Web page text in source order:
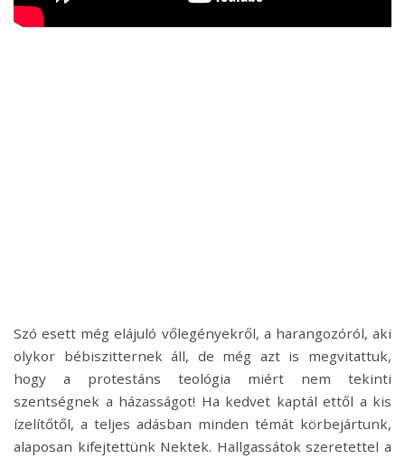
Szó esett még elájuló vőlegényekről, a harangozóról, aki
olykor bébiszitternek áll, de még azt is megvitattuk,
hogy a protestáns teológia miért nem tekinti
szentségnek a házasságot! Ha kedvet kaptál ettől a kis
ízelítőtől, a teljes adásban minden témát körbejártunk,
alaposan kifejtettünk Nektek. Hallgassátok szeretettel a